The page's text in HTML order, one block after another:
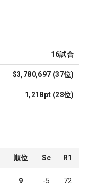
16試合
$3,780,697 (37位)
1,218pt (28位)
順位 Sc R1
9 -5 72